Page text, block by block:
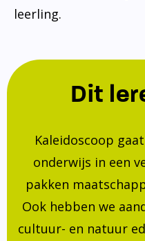
leerling.
Dit
Kaleidoscoop
onderwijs in een
pakken
Ook hebben we
cultuur- en natuur